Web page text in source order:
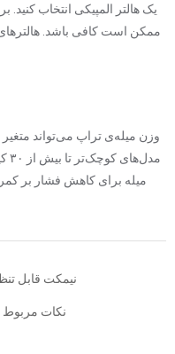
یک هالتر المپیکی انتخاب کنید.
ممکن است کافی باشد.
میله برای کاهش فشار بر
نیمکت قابل
نکات مربوط